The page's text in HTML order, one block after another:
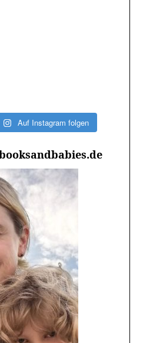
Auf Instagram folgen